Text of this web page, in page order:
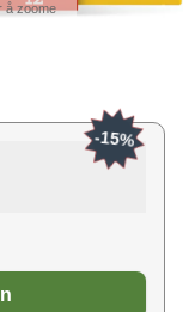
å zoome
-15%